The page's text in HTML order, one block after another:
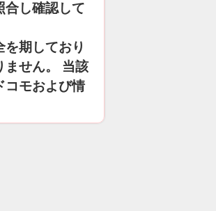
合し確認して
期しており
ません。 当該
コモおよび情